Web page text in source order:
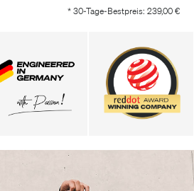
* 30-Tage-Bestpreis: 239,00 €